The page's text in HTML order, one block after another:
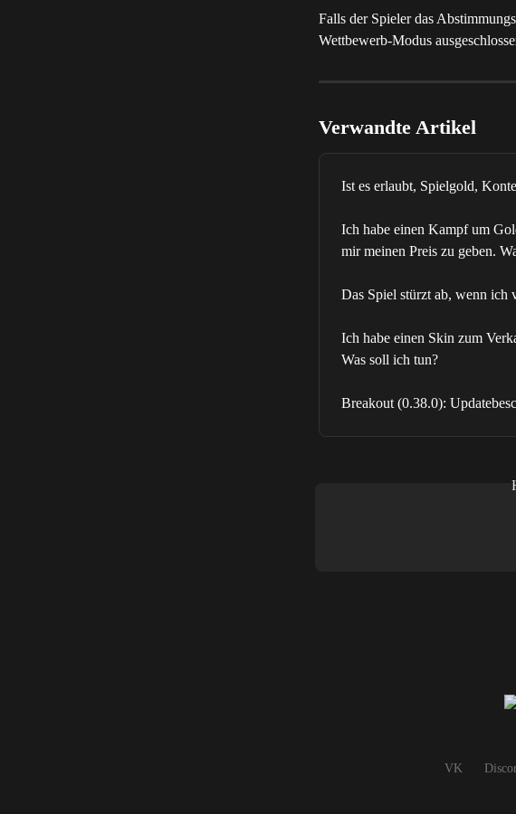
Falls der Spieler das
Wettbewerb-Modus
Verwandte Artikel
Ist es erlaubt, Spielgold,
Ich habe einen Kampf um
mir meinen Preis zu geben.
Das Spiel stürzt ab, wenn ich
Ich habe einen Skin zum
Was soll ich tun?
Breakout (0.38.0):
VK